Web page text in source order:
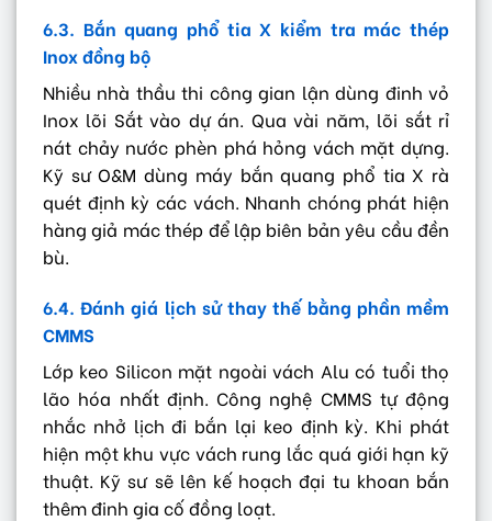
6.3. Bắn quang phổ tia X kiểm tra mác thép
Inox đồng bộ
Nhiều nhà thầu thi công gian lận dùng đinh vỏ
Inox lõi Sắt vào dự án. Qua vài năm, lõi sắt rỉ
nát chảy nước phèn phá hỏng vách mặt dựng.
Kỹ sư O&M dùng máy bắn quang phổ tia X rà
quét định kỳ các vách. Nhanh chóng phát hiện
hàng giả mác thép để lập biên bản yêu cầu đền
bù.
6.4. Đánh giá lịch sử thay thế bằng phần mềm
CMMS
Lớp keo Silicon mặt ngoài vách Alu có tuổi thọ
lão hóa nhất định. Công nghệ CMMS tự động
nhắc nhở lịch đi bắn lại keo định kỳ. Khi phát
hiện một khu vực vách rung lắc quá giới hạn kỹ
thuật. Kỹ sư sẽ lên kế hoạch đại tu khoan bắn
thêm đinh gia cố đồng loạt.